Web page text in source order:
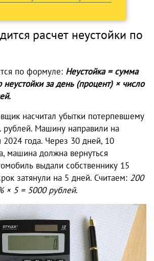
расчет неустойки по
по формуле: Неустойка = сумма
за день (процент) × число
насчитал убытки потерпевшему
рублей. Машину направили на
года. Через 30 дней, 10
машина должна вернуться
выдали собственнику 15
затянули на 5 дней. Считаем: 200
× 5 = 5000 рублей.